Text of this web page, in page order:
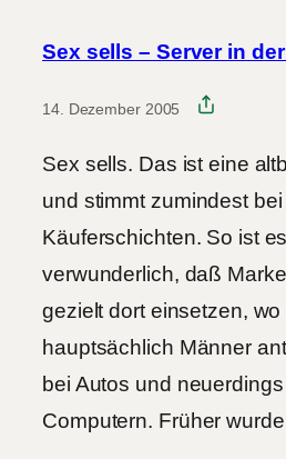
Sex sells – Server in der
14. Dezember 2005
Sex sells. Das ist eine
und stimmt zumindest
Käuferschichten. So ist
verwunderlich, daß
gezielt dort einsetzen, wo
hauptsächlich Männer
bei Autos und
Computern. Früher